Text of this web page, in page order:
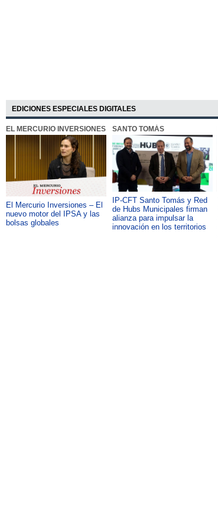
EDICIONES ESPECIALES DIGITALES
EL MERCURIO INVERSIONES
El Mercurio Inversiones – El
nuevo motor del IPSA y las
bolsas globales
SANTO TOMÁS
IP-CFT Santo Tomás y Red
de Hubs Municipales firman
alianza para impulsar la
innovación en los territorios